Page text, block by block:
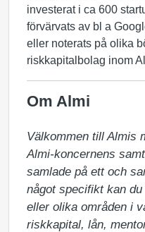
investerat i ca 600
förvärvats av bl a
eller noterats på olika
riskkapitalbolag inom
Om Almi
Välkommen till Almis
Almi-koncernens
samlade på ett och
något specifikt kan
eller olika områden i
riskkapital, lån,